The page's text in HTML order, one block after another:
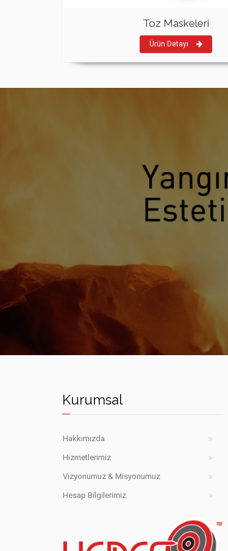
Toz Maskeleri
Ürün Detayı
HEDEF YANGIN SÖNDÜRME CIHAZLARI
Kurumsal
Hakkımızda
Hizmetlerimiz
Vizyonumuz & Misyonumuz
Hesap Bilgilerimiz